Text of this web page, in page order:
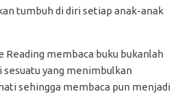
tumbuh di diri setiap anak-anak
Reading membaca buku bukanlah
yang menimbulkan
sehingga membaca pun menjadi